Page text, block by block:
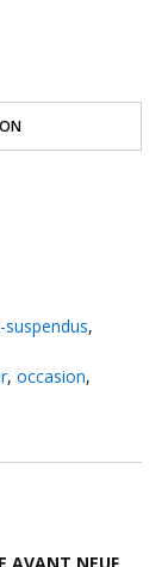
,
, occasion,